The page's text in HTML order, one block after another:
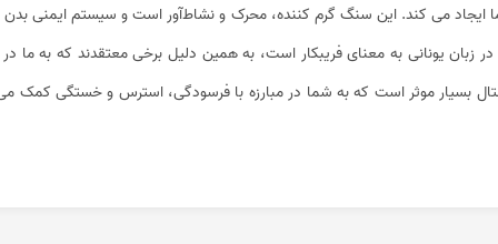
ایجاد می کند. این سنگ گرم کننده، محرک و نشاط‌آور است و سیستم ایمنی بدن
در زبان یونانی به معنای فریبکار است، به همین دلیل برخی معتقدند که
بسیار موثر است که به شما در مبارزه با فرسودگی، استرس و خستگی کمک می